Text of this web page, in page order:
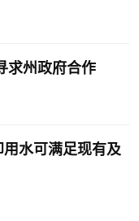
求州政府合作
水可满足现有及